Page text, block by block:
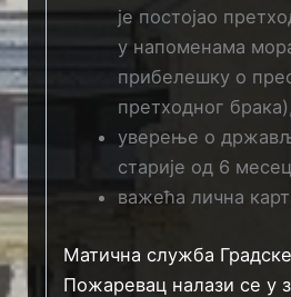
је постојао
у напоменама
прибелешку о
претходног брака),
уверење о
старије од 6
важећа лична
Матична служба
Пожаревац налази се у